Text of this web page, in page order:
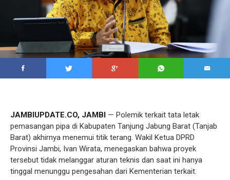
JAMBIUPDATE.CO, JAMBI — Polemik terkait tata letak
pemasangan pipa di Kabupaten Tanjung Jabung Barat (Tanjab
Barat) akhirnya menemui titik terang. Wakil Ketua DPRD
Provinsi Jambi, Ivan Wirata, menegaskan bahwa proyek
tersebut tidak melanggar aturan teknis dan saat ini hanya
tinggal menunggu pengesahan dari Kementerian terkait.